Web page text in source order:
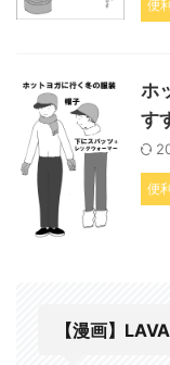
便
ホ
す
便
【漫画】